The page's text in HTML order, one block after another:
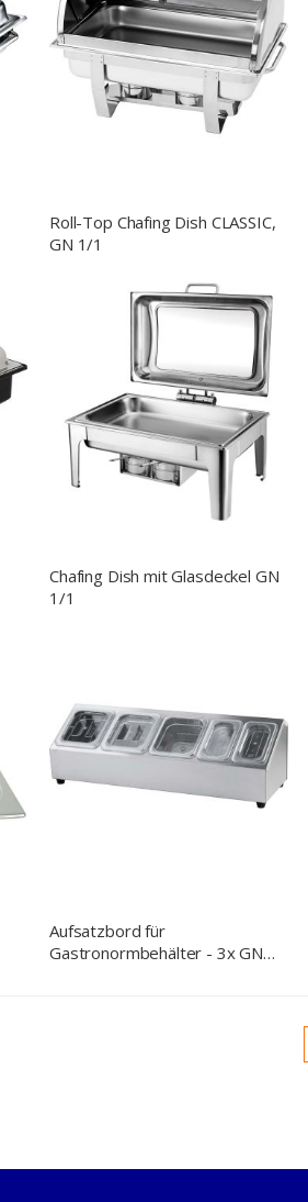
Roll-Top Chafing Dish CLASSIC,
GN 1/1
Chafing Dish mit Glasdeckel GN
1/1
Aufsatzbord für
Gastronormbehälter - 3x GN